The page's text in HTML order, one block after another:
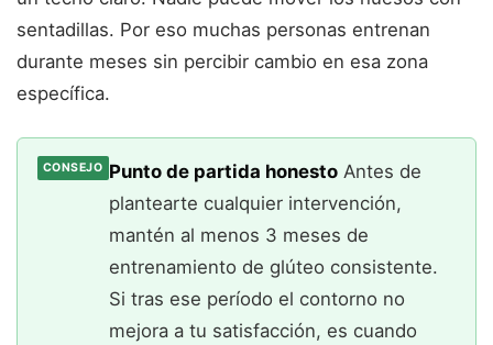
sentadillas. Por eso muchas personas entrenan
durante meses sin percibir cambio en esa zona
específica.
CONSEJO Punto de partida honestoAntes de
plantearte cualquier intervención,
mantén al menos 3 meses de
entrenamiento de glúteo consistente.
Si tras ese período el contorno no
mejora a tu satisfacción, es cuando